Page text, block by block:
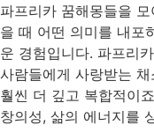
파프리카 꿈해몽들을
을 때 어떤 의미를 내포
운 경험입니다. 파프리
사람들에게 사랑받는
훨씬 더 깊고 복합적이
창의성, 삶의 에너지를